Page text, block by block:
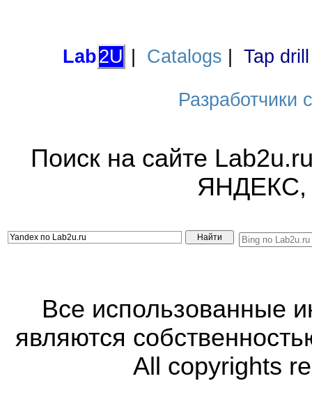
Lab2U Catalogs Tap
Разработчики
Поиск на сайте
ЯНДЕКС,
Все использованные
являются
All copyrights